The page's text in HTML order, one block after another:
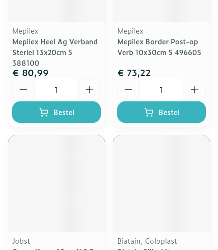
Mepilex
Mepilex Heel Ag Verband
Steriel 13x20cm 5
388100
€ 80,99
Bestel
Mepilex
Mepilex Border Post-op
Verb 10x30cm 5 496605
€ 73,22
Bestel
Jobst
Biatain, Coloplast